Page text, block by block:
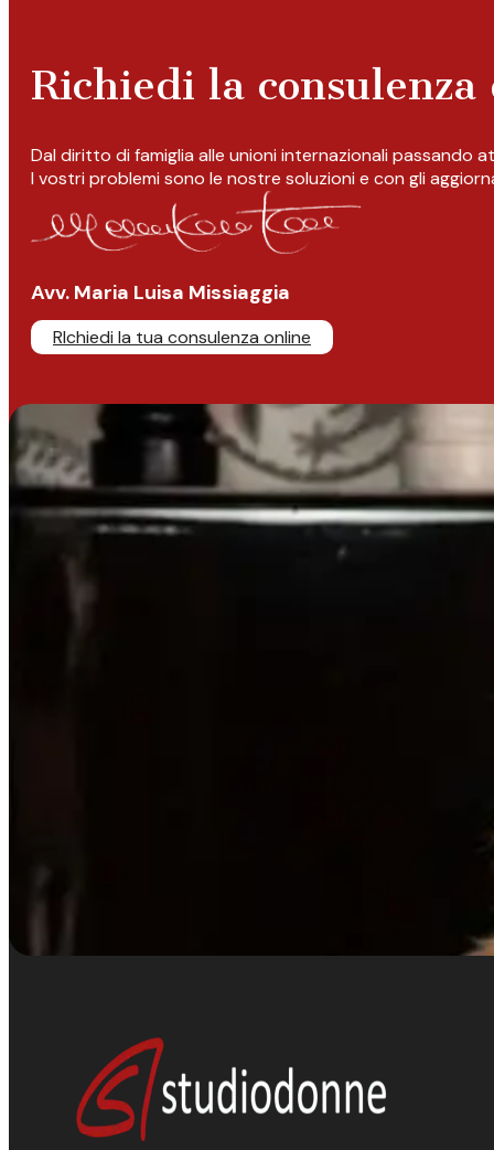
Richiedi la
Dal diritto di famiglia alle unioni internazionali passando
I vostri problemi sono le nostre soluzioni e con gli
Avv. Maria Luisa Missiaggia
RIchiedi la tua consulenza online